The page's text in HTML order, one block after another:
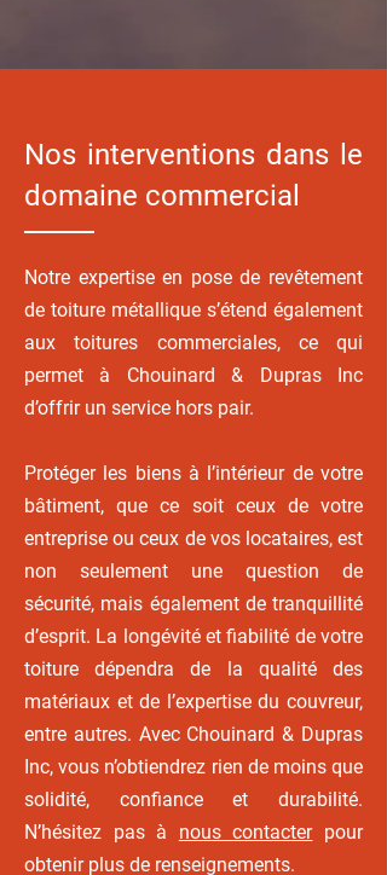
Nos interventions dans le
domaine commercial
Notre expertise en pose de revêtement
de toiture métallique s’étend également
aux toitures commerciales, ce qui
permet à Chouinard & Dupras Inc
d’offrir un service hors pair.
Protéger les biens à l’intérieur de votre
bâtiment, que ce soit ceux de votre
entreprise ou ceux de vos locataires, est
non seulement une question de
sécurité, mais également de tranquillité
d’esprit. La longévité et fiabilité de votre
toiture dépendra de la qualité des
matériaux et de l’expertise du couvreur,
entre autres. Avec Chouinard & Dupras
Inc, vous n’obtiendrez rien de moins que
solidité, confiance et durabilité.
N’hésitez pas à
nous contacterpour
obtenir plus de renseignements.